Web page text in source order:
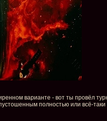
варианте - вот ты провёл
полностью или всё-